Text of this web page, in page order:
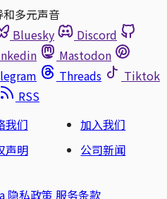
多元声音
Bluesky
Discord
Mastodon
Threads
Tiktok
RSS
我们
加入我们
声明
公司新闻
隐私政策 服务条款